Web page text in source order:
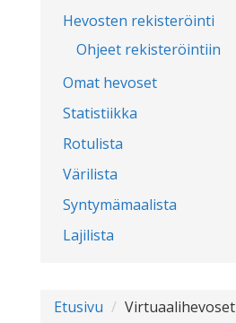
Hevosten rekisteröinti
Ohjeet rekisteröintiin
Omat hevoset
Statistiikka
Rotulista
Värilista
Syntymämaalista
Lajilista
Etusivu Virtuaalihevoset